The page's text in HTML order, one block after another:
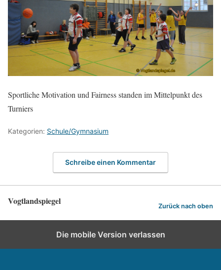
Sportliche Motivation und Fairness standen im Mittelpunkt des
Turniers
Kategorien: Schule/Gymnasium
Schreibe einen Kommentar
Vogtlandspiegel Zurück nach oben
Die mobile Version verlassen